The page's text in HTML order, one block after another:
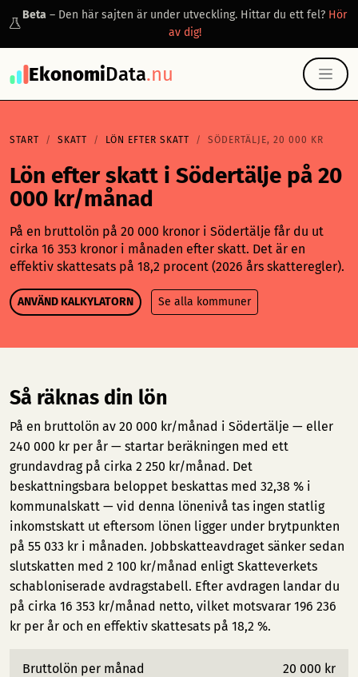
Beta – Den här sajten är under utveckling. Hittar du ett fel? Hör
av dig!
EkonomiData.nu
START SKATT LÖN EFTER SKATT SÖDERTÄLJE, 20 000 KR
Lön efter skatt i Södertälje på 20
000 kr/månad
På en bruttolön på 20 000 kronor i Södertälje får du ut
cirka 16 353 kronor i månaden efter skatt. Det är en
effektiv skattesats på 18,2 procent (2026 års skatteregler).
ANVÄND KALKYLATORN Se alla kommuner
Så räknas din lön
På en bruttolön av 20 000 kr/månad i Södertälje — eller
240 000 kr per år — startar beräkningen med ett
grundavdrag på cirka 2 250 kr/månad. Det
beskattningsbara beloppet beskattas med 32,38 % i
kommunalskatt — vid denna lönenivå tas ingen statlig
inkomstskatt ut eftersom lönen ligger under brytpunkten
på 55 033 kr i månaden. Jobbskatteavdraget sänker sedan
slutskatten med 2 100 kr/månad enligt Skatteverkets
schabloniserade avdragstabell. Efter avdragen landar du
på cirka 16 353 kr/månad netto, vilket motsvarar 196 236
kr per år och en effektiv skattesats på 18,2 %.
Bruttolön per månad 20 000 kr